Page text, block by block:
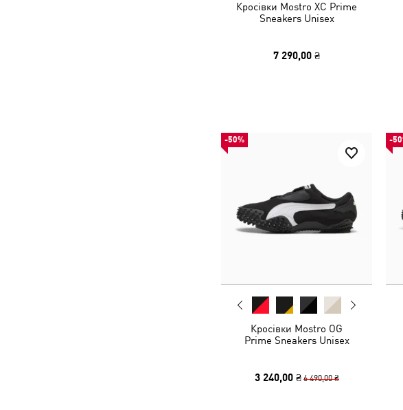
Кросівки Mostro XC Prime
Sneakers Unisex
7 290,00 ₴
-50%
Кросівки Mostro OG
Prime Sneakers Unisex
3 240,00 ₴ 6 490,00 ₴
-